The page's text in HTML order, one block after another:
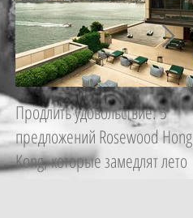
Продлить удовольствие: 5
предложений Rosewood Hong
Kong, которые замедлят лето